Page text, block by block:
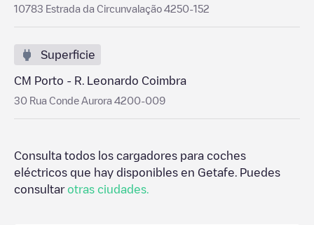
10783 Estrada da Circunvalação 4250-152
Superficie
CM Porto - R. Leonardo Coimbra
30 Rua Conde Aurora 4200-009
Consulta todos los cargadores para coches
eléctricos que hay disponibles en Getafe . Puedes
consultarotras ciudades.